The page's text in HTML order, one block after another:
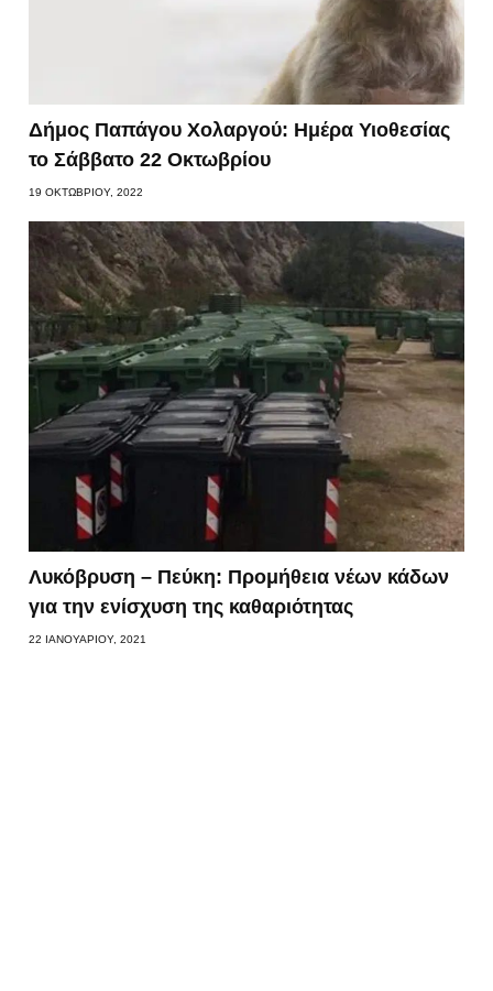
Δήμος Παπάγου Χολαργού: Ημέρα Υιοθεσίας
το Σάββατο 22 Οκτωβρίου
19 ΟΚΤΩΒΡΊΟΥ, 2022
Λυκόβρυση – Πεύκη: Προμήθεια νέων κάδων
για την ενίσχυση της καθαριότητας
22 ΙΑΝΟΥΑΡΊΟΥ, 2021